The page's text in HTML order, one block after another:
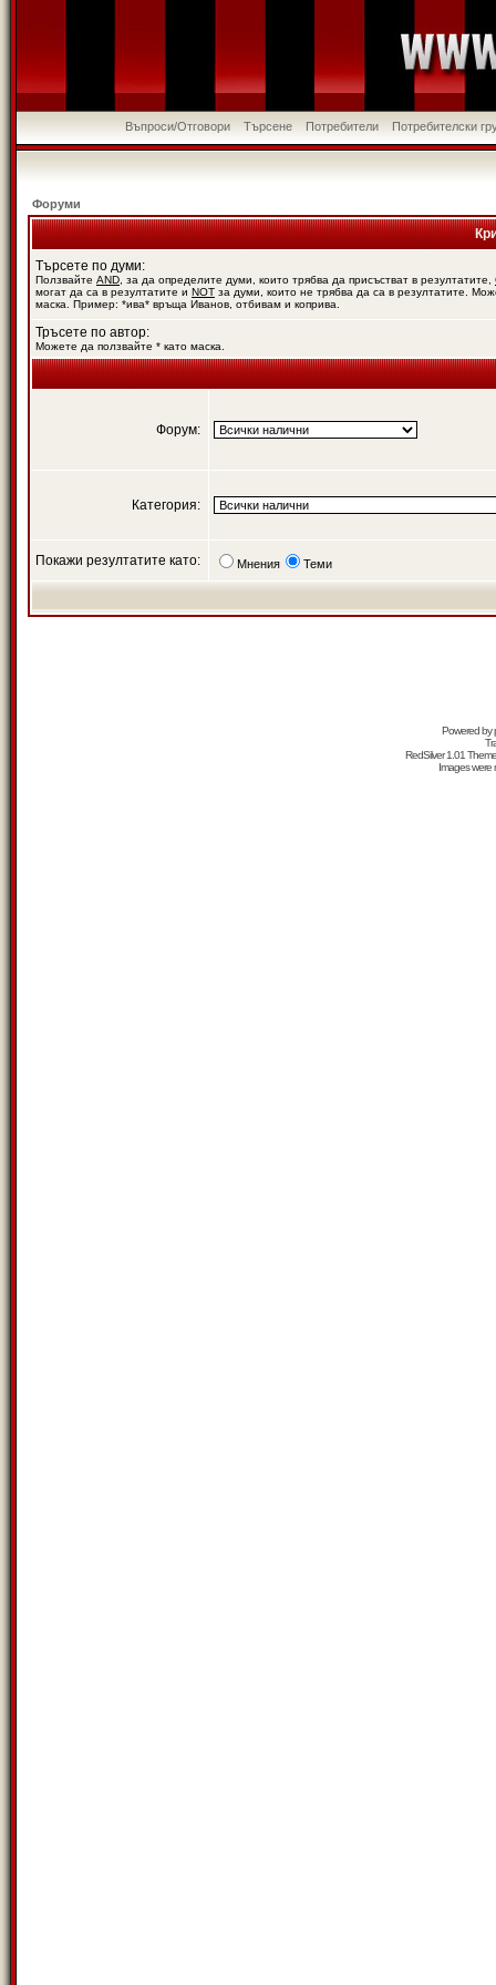
Въпроси/Отговори Търсене Потребители Потребителски
Форуми
Търсете по думи:
Ползвайте AND , за да определите думи, които трябва да присъстват в резултатите,
могат да са в резултатите и NOT за думи, които не трябва да са в резултатите.
маска. Пример: *ива* връща Иванов, отбивам и коприва.
Тръсете по автор:
Можете да ползвайте * като маска.
Форум:
Категория:
Покажи резултатите като: Мнения Теми
Powered by
RedSilver 1.01
Images were